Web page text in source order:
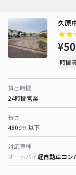
久原
時間
貸出時間
24時間営業
長さ
480cm 以下
対応車種
オートバイ軽自動車コン